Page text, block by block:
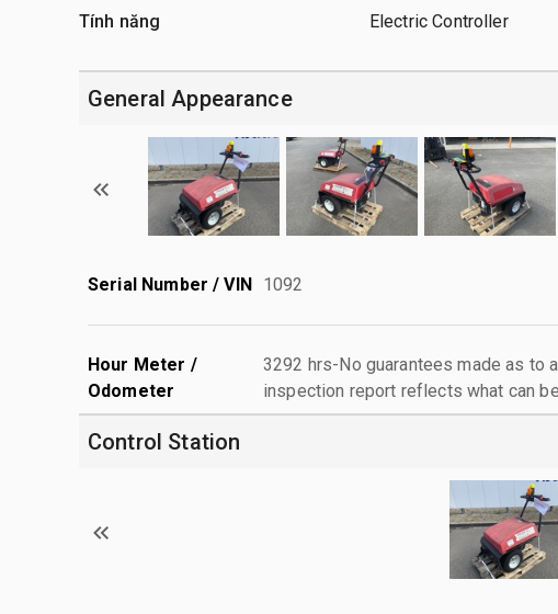
Tính năng Electric Controller
General Appearance
Serial Number / VIN 1092
Hour Meter /
Odometer
3292 hrs-No guarantees made as
inspection report reflects what can
Control Station